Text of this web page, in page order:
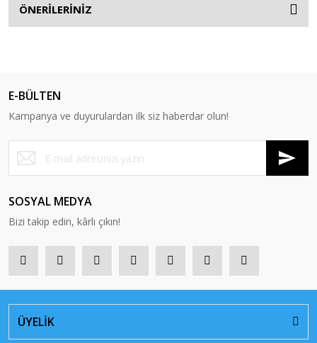
ÖNERİLERİNİZ
E-BÜLTEN
Kampanya ve duyurulardan ilk siz haberdar olun!
SOSYAL MEDYA
Bizi takip edin, kârlı çıkın!
ÜYELİK